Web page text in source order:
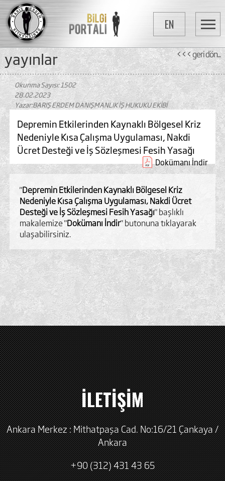
EN
yayinlar <<< geri dön...
Okunma Sayısı: 1502
28.02.2023
Yazar:BARIŞ ERDEM DANIŞMANLIK İŞ HUKUKU EKİBİ
Depremin Etkilerinden Kaynaklı Bölgesel Kriz
Nedeniyle Kısa Çalışma Uygulaması, Nakdi
Ücret Desteği ve İş Sözleşmesi Fesih Yasağı
Dokümanı İndir
"Depremin Etkilerinden Kaynaklı Bölgesel Kriz
Nedeniyle Kısa Çalışma Uygulaması, Nakdi Ücret
Desteği ve İş Sözleşmesi Fesih Yasağı" başlıklı
makalemize "Dokümanı İndir" butonuna tıklayarak
ulaşabilirsiniz.
İLETİŞİM
Ankara Merkez : Mithatpaşa Cad. No:16/21 Çankaya /
Ankara
+90 (312) 431 43 65